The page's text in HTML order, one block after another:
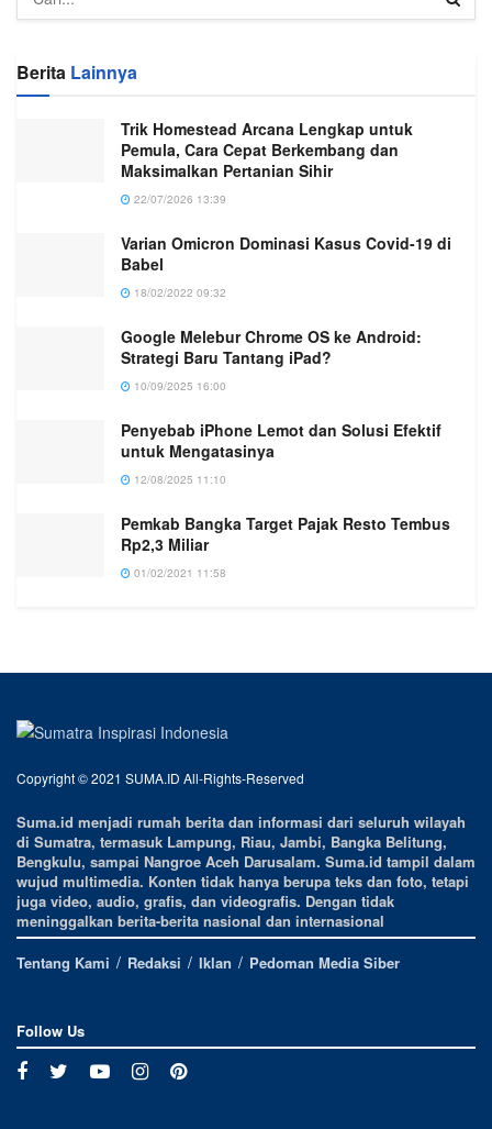
Berita Lainnya
Trik Homestead Arcana Lengkap untuk
Pemula, Cara Cepat Berkembang dan
Maksimalkan Pertanian Sihir
22/07/2026 13:39
Varian Omicron Dominasi Kasus Covid-19 di
Babel
18/02/2022 09:32
Google Melebur Chrome OS ke Android:
Strategi Baru Tantang iPad?
10/09/2025 16:00
Penyebab iPhone Lemot dan Solusi Efektif
untuk Mengatasinya
12/08/2025 11:10
Pemkab Bangka Target Pajak Resto Tembus
Rp2,3 Miliar
01/02/2021 11:58
Copyright © 2021 SUMA.ID All-Rights-Reserved
Suma.id menjadi rumah berita dan informasi dari seluruh wilayah
di Sumatra, termasuk Lampung, Riau, Jambi, Bangka Belitung,
Bengkulu, sampai Nangroe Aceh Darusalam. Suma.id tampil dalam
wujud multimedia. Konten tidak hanya berupa teks dan foto, tetapi
juga video, audio, grafis, dan videografis. Dengan tidak
meninggalkan berita-berita nasional dan internasional
Tentang Kami
Redaksi Iklan Pedoman Media Siber
Follow Us